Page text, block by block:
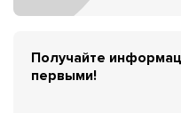
Получайте
первыми!